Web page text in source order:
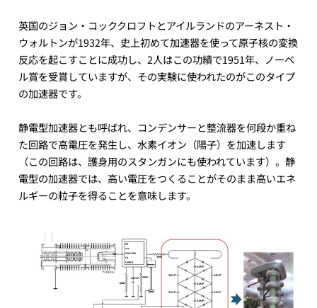
英国のジョン・コッククロフトとアイルランドのアーネスト・
ウォルトンが1932年、史上初めて加速器を使って原子核の変換
反応を起こすことに成功し、2人はこの功績で1951年、ノーベ
ル賞を受賞していますが、その実験に使われたのがこのタイプ
の加速器です。
静電型加速器とも呼ばれ、コンデンサーと整流器を何段か重ね
た回路で高電圧を発生し、水素イオン（陽子）を加速します
（この回路は、護身用のスタンガンにも使われています）。静
電型の加速器では、高い電圧をつくることがそのまま高いエネ
ルギーの粒子を得ることを意味します。